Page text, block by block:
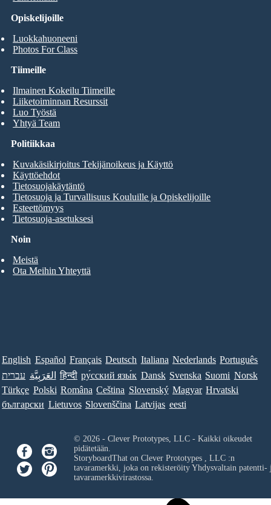
Opiskelijoille
Luokkahuoneeni
Photos For Class
Tiimeille
Ilmainen Kokeilu Tiimeille
Liiketoiminnan Resurssit
Luo Työstä
Yhtyä Team
Noin
Meistä
Ota Meihin Yhteyttä
Politiikkaa
Kuvakäsikirjoitus Tekijänoikeus ja Käyttö
Käyttöehdot
Tietosuojakäytäntö
Tietosuoja ja Turvallisuus Kouluille ja Opiskelijoille
Esteettömyys
Tietosuoja-asetuksesi
English Español Français Deutsch Italiana Nederlands Português
עברית العَرَبِيَّة हिन्दी ру́сский язы́к Dansk Svenska Suomi Norsk
Türkçe Polski Româna Ceština Slovenský Magyar Hrvatski
български Lietuvos Slovenščina Latvijas eesti
© 2026 - Clever Prototypes, LLC - Kaikki oikeudet
pidätetään.
StoryboardThat on Clever Prototypes , LLC:n
tavaramerkki, joka on rekisteröity Yhdysvaltain patentti-
tavaramerkkivirastossa.